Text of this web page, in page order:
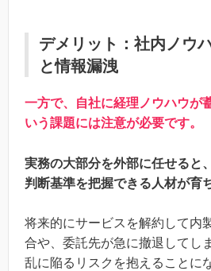
デメリット：社内ノウ
と情報漏洩
一方で、自社に経理ノウハウが
いう課題には注意が必要です。
実務の大部分を外部に任せると
判断基準を把握できる人材が育
将来的にサービスを解約して内
合や、委託先が急に撤退してし
乱に陥るリスクを抱えることに